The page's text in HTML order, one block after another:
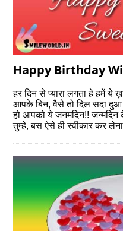
Happy Birthday
हर दिन से प्यारा लगता हे हमें ये
आपके बिन, वैसे तो दिल सदा
हो आपको ये जनमदिन!!
तुम्हे, बस ऐसे ही स्वीकार कर